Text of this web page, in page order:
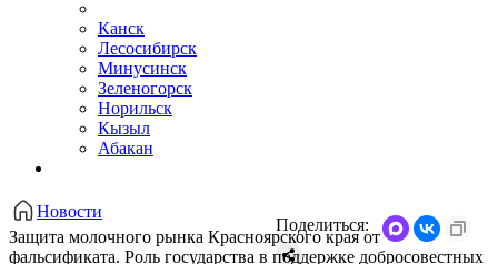
Канск
Лесосибирск
Минусинск
Зеленогорск
Норильск
Кызыл
Абакан
Новости
Защита молочного рынка Красноярского края от
фальсификата. Роль государства в поддержке добросовестных
Поделиться: